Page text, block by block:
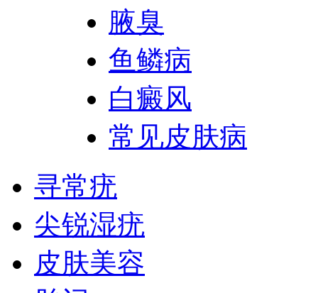
腋臭
鱼鳞病
白癜风
常见皮肤病
寻常疣
尖锐湿疣
皮肤美容